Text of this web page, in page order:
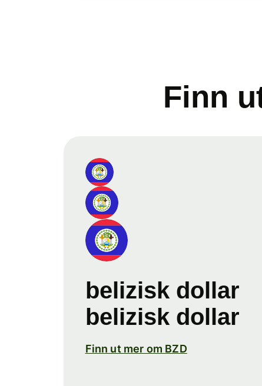
Finn
belizisk dollar
belizisk dollar
Finn ut mer om BZD